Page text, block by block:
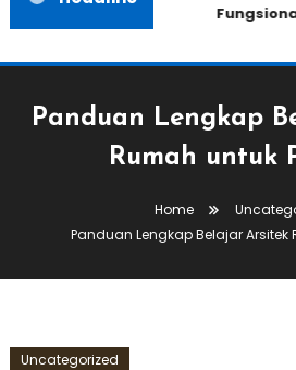
Panduan Lengkap
Rumah untuk
Home
Panduan Lengkap Belajar Arsitek
Uncategorized